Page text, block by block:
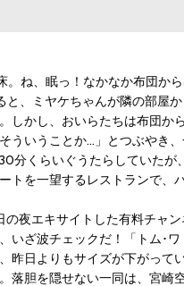
。ね、眠っ！なかなか布団か
と、ミヤケちゃんが隣の部屋
しかし、おいらたちは布団か
ういうことか…」とつぶやき
分くらいぐうたらしていたが
トを一望するレストランで、
の夜エキサイトした有料チャ
いざ波チェックだ！「トム･ワ
昨日よりもサイズが下がって
落胆を隠せない一同は、宮崎